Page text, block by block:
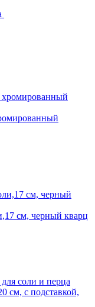
см, черный кварц